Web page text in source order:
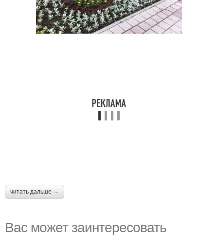
читать дальше →
Вас может заинтересовать